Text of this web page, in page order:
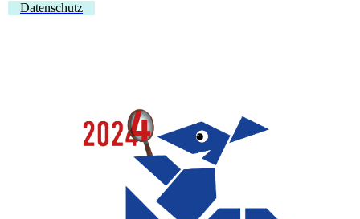
Datenschutz